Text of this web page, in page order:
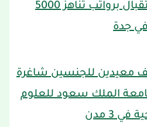
الاستقبال برواتب تناهز 5000
في جدة
معيدين للجنسين شاغرة
الملك سعود للعلوم
في 3 مدن